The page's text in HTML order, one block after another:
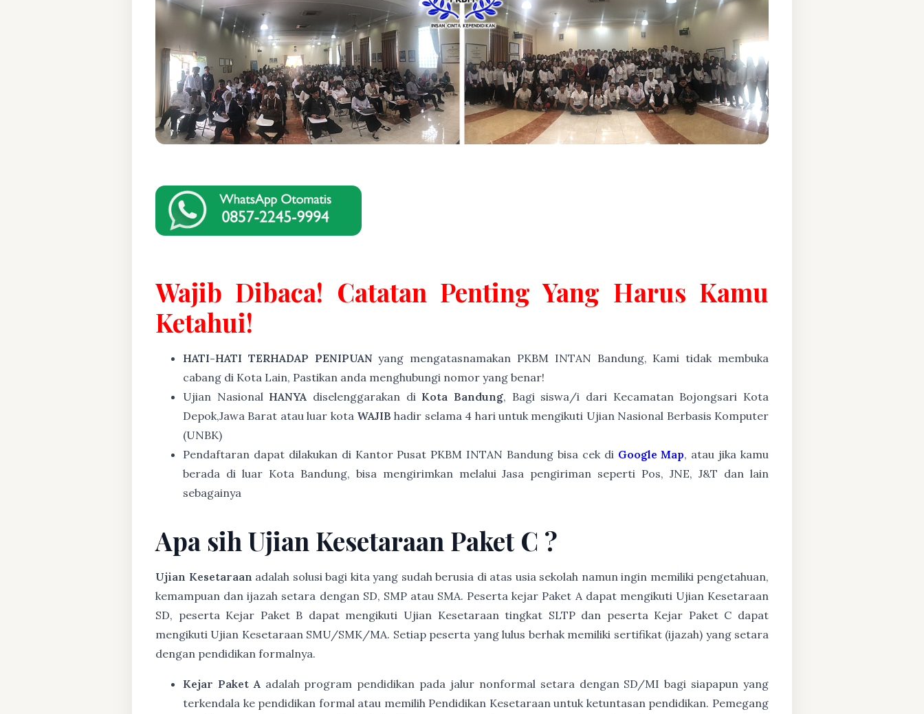
Wajib Dibaca! Catatan Penting Yang Harus Kamu
Ketahui!
HATI-HATI TERHADAP PENIPUANyang mengatasnamakan PKBM INTAN Bandung, Kami tidak membuka
cabang di Kota Lain, Pastikan anda menghubungi nomor yang benar!
Ujian Nasional HANYA diselenggarakan di Kota Bandung, Bagi siswa/i dari Kecamatan Bojongsari Kota
Depok,Jawa Barat atau luar kota WAJIB hadir selama 4 hari untuk mengikuti Ujian Nasional Berbasis Komputer
(UNBK)
Pendaftaran dapat dilakukan di Kantor Pusat PKBM INTAN Bandung bisa cek di Google Map, atau jika kamu
berada di luar Kota Bandung, bisa mengirimkan melalui Jasa pengiriman seperti Pos, JNE, J&T dan lain
sebagainya
Apa sih Ujian Kesetaraan Paket C ?
Ujian Kesetaraan adalah solusi bagi kita yang sudah berusia di atas usia sekolah namun ingin memiliki pengetahuan,
kemampuan dan ijazah setara dengan SD, SMP atau SMA. Peserta kejar Paket A dapat mengikuti Ujian Kesetaraan
SD, peserta Kejar Paket B dapat mengikuti Ujian Kesetaraan tingkat SLTP dan peserta Kejar Paket C dapat
mengikuti Ujian Kesetaraan SMU/SMK/MA. Setiap peserta yang lulus berhak memiliki sertifikat (ijazah) yang setara
dengan pendidikan formalnya.
Kejar Paket A adalah program pendidikan pada jalur nonformal setara dengan SD/MI bagi siapapun yang
terkendala ke pendidikan formal atau memilih Pendidikan Kesetaraan untuk ketuntasan pendidikan. Pemegang